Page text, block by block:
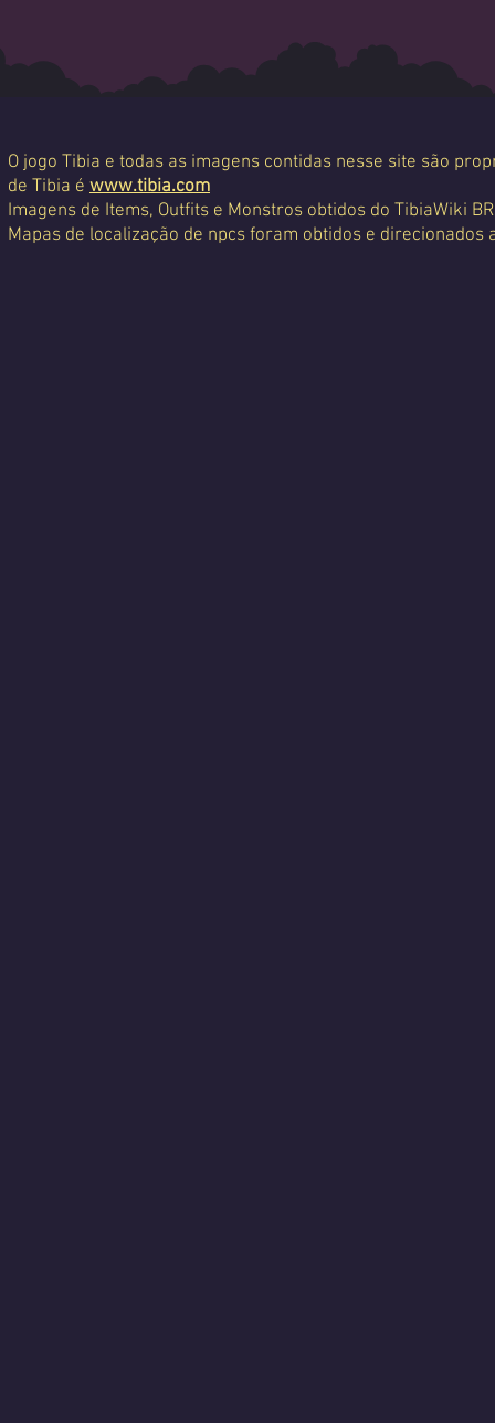
O jogo Tibia e todas as imagens contidas nesse site são
de Tibia é www.tibia.com
Imagens de Items, Outfits e Monstros obtidos do TibiaWiki
Mapas de localização de npcs foram obtidos e direcionados